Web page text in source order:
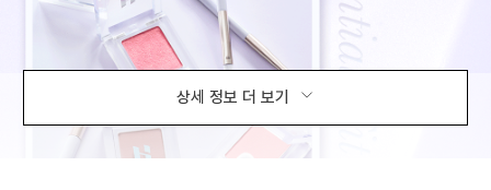
상세 정보 더 보기